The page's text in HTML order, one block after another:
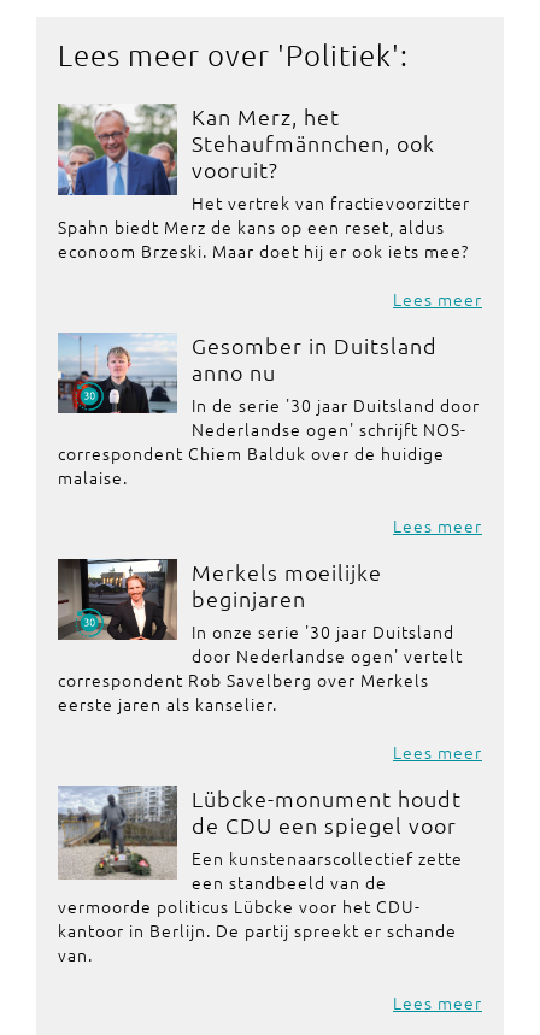
Lees meer over 'Politiek':
Kan Merz, het
Stehaufmännchen, ook
vooruit?
Het vertrek van fractievoorzitter
Spahn biedt Merz de kans op een reset, aldus
econoom Brzeski. Maar doet hij er ook iets mee?
Lees meer
Gesomber in Duitsland
anno nu
In de serie '30 jaar Duitsland door
Nederlandse ogen' schrijft NOS-
correspondent Chiem Balduk over de huidige
malaise.
Lees meer
Merkels moeilijke
beginjaren
In onze serie '30 jaar Duitsland
door Nederlandse ogen' vertelt
correspondent Rob Savelberg over Merkels
eerste jaren als kanselier.
Lees meer
Lübcke-monument houdt
de CDU een spiegel voor
Een kunstenaarscollectief zette
een standbeeld van de
vermoorde politicus Lübcke voor het CDU-
kantoor in Berlijn. De partij spreekt er schande
van.
Lees meer